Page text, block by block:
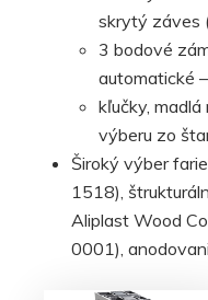
skrytý záves
3 bodové
automatické
kľučky,
výberu zo
Široký výber
1518),
Aliplast Wood
0001),